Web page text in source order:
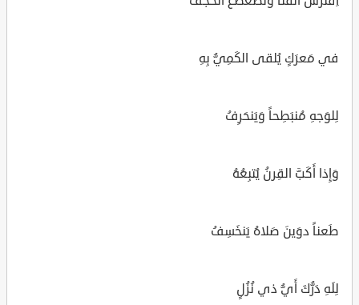
في مَعرَكٍ يُلقى الكَمِيُّ بِهِ
لِلوَجهِ مُنبَطِحاً وَيَنحَرِفُ
وَإِذا أَكَبَّ القِرنُ يُتبِعُهُ
طَعناً دوَينَ صَلاهُ يَنخَسِفُ
لِلَهِ دَرُّكَ أَيُّ ذي نُزُلٍ